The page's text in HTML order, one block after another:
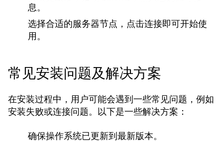
息。
选择合适的服务器节点，点击连接即可开始使
用。
常见安装问题及解决方案
在安装过程中，用户可能会遇到一些常见问题，例如
安装失败或连接问题。以下是一些解决方案：
确保操作系统已更新到最新版本。